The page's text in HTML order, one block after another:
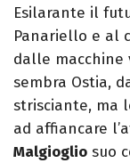
Esilarante il
Panariello e al
dalle macchine
sembra Ostia,
strisciante, ma
ad affiancare
Malgioglio suo